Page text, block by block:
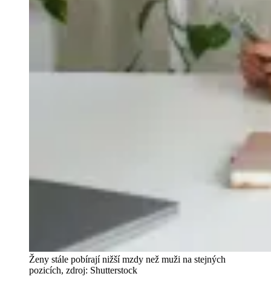
Ženy stále pobírají nižší mzdy než muži na stejných
pozicích, zdroj: Shutterstock